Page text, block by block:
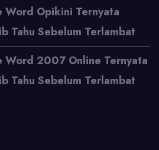
Word Opikini Ternyata
Tahu Sebelum Terlambat
Word 2007 Online Ternyata
Tahu Sebelum Terlambat